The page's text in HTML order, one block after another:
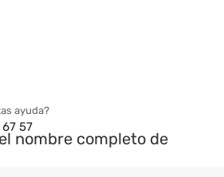
ayuda?
57